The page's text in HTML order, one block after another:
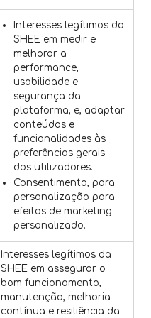
Interesses legítimos da
SHEE em medir e
melhorar a
performance,
usabilidade e
segurança da
plataforma, e, adaptar
conteúdos e
funcionalidades às
preferências gerais
dos utilizadores.
Consentimento, para
personalização para
efeitos de marketing
personalizado.
Interesses legítimos da
SHEE em assegurar o
bom funcionamento,
manutenção, melhoria
contínua e resiliência da